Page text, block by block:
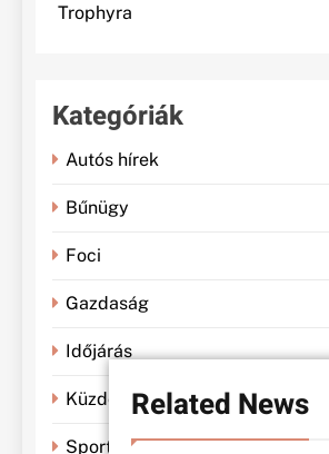
Related News
Trophyra
Kategóriák
Autós hírek
Bűnügy
Foci
Gazdaság
Időjárás
Küzdősportok
Sportbánya